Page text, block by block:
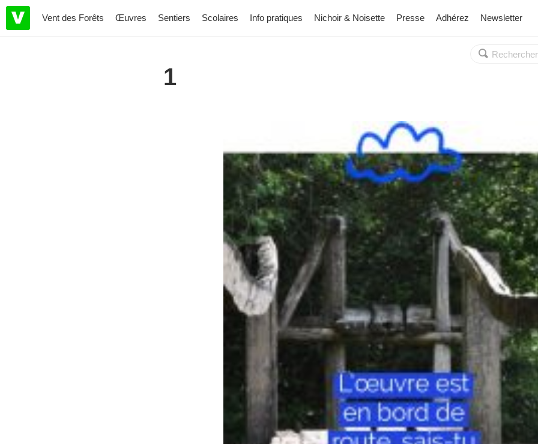
Vent des Forêts Œuvres Sentiers Scolaires Info pratiques Nichoir & Noisette Presse Adhérez Newsletter
Rechercher :
OK
1